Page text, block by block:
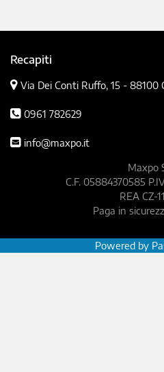
Recapiti
Via Dei Conti Ruffo, 15 - 88100
0961 782629
info@maxpo.it
Maxpo
C.F. 05884370585
REA CZ-
Paga in
Powered by